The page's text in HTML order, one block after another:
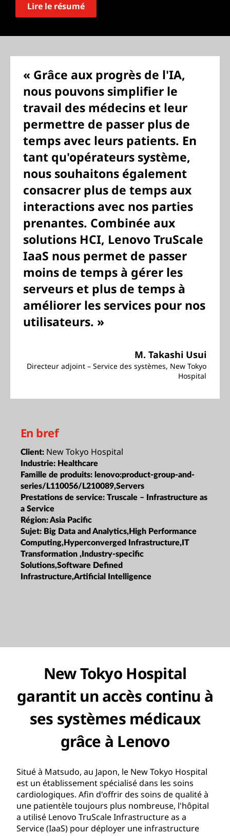
Lire le résumé
« Grâce aux progrès de l'IA,
nous pouvons simplifier le
travail des médecins et leur
permettre de passer plus de
temps avec leurs patients. En
tant qu'opérateurs système,
nous souhaitons également
consacrer plus de temps aux
interactions avec nos parties
prenantes. Combinée aux
solutions HCI, Lenovo TruScale
IaaS nous permet de passer
moins de temps à gérer les
serveurs et plus de temps à
améliorer les services pour nos
utilisateurs. »
M. Takashi Usui
Directeur adjoint – Service des systèmes, New Tokyo
Hospital
En bref
Client: New Tokyo Hospital
Industrie: Healthcare
Famille de produits: lenovo:product-group-and-
series/L110056/L210089,Servers
Prestations de service: Truscale – Infrastructure as
a Service
Région:Asia Pacific
Sujet: Big Data and Analytics,High Performance
Computing,Hyperconverged Infrastructure,IT
Transformation ,Industry-specific
Solutions,Software Defined
Infrastructure,Artificial Intelligence
New Tokyo Hospital
garantit un accès continu à
ses systèmes médicaux
grâce à Lenovo
Situé à Matsudo, au Japon, le New Tokyo Hospital
est un établissement spécialisé dans les soins
cardiologiques. Afin d'offrir des soins de qualité à
une patientèle toujours plus nombreuse, l'hôpital
a utilisé Lenovo TruScale Infrastructure as a
Service (IaaS) pour déployer une infrastructure